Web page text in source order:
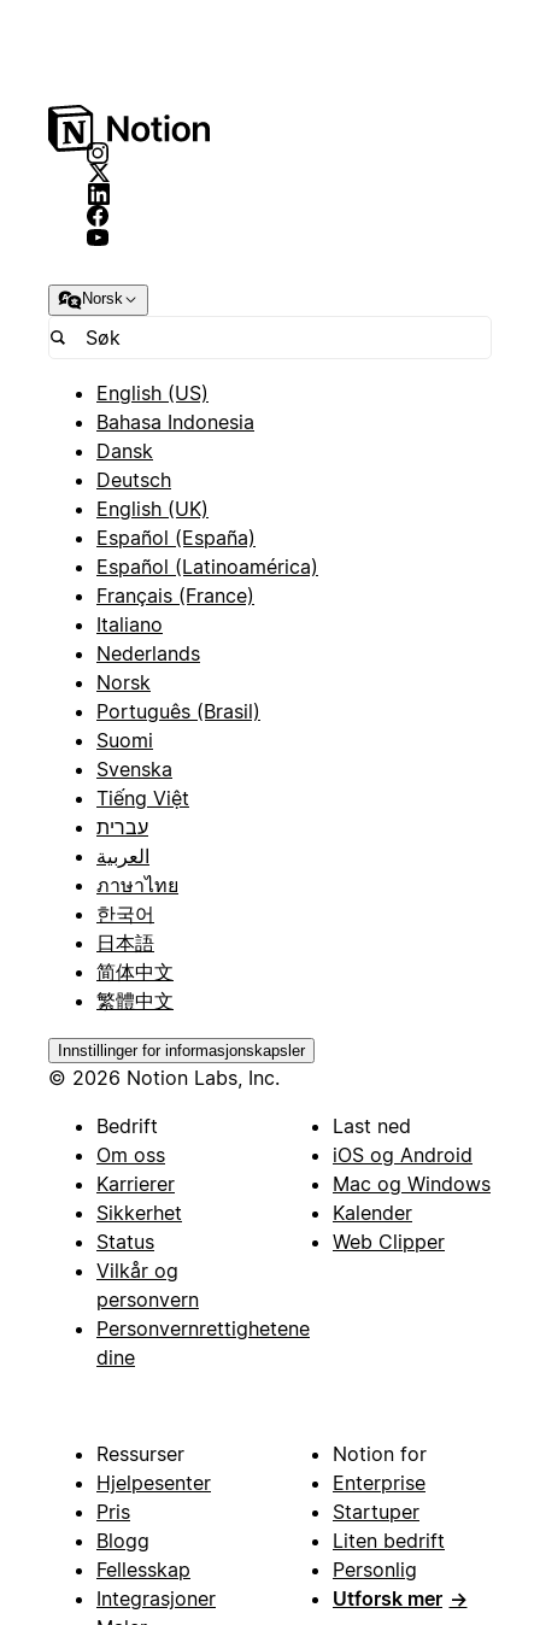
Norsk
English (US)
Bahasa Indonesia
Dansk
Deutsch
English (UK)
Español (España)
Español (Latinoamérica)
Français (France)
Italiano
Nederlands
Norsk
Português (Brasil)
Suomi
Svenska
Tiếng Việt
עברית
العربية
ภาษาไทย
한국어
日本語
简体中文
繁體中文
Innstillinger for informasjonskapsler
© 2026 Notion Labs, Inc.
Bedrift
Om oss
Karrierer
Sikkerhet
Status
Vilkår og
personvern
Personvernrettighetene
dine
Last ned
iOS og Android
Mac og Windows
Kalender
Web Clipper
Ressurser
Hjelpesenter
Pris
Blogg
Fellesskap
Integrasjoner
Notion for
Enterprise
Startuper
Liten bedrift
Personlig
Utforsk mer →